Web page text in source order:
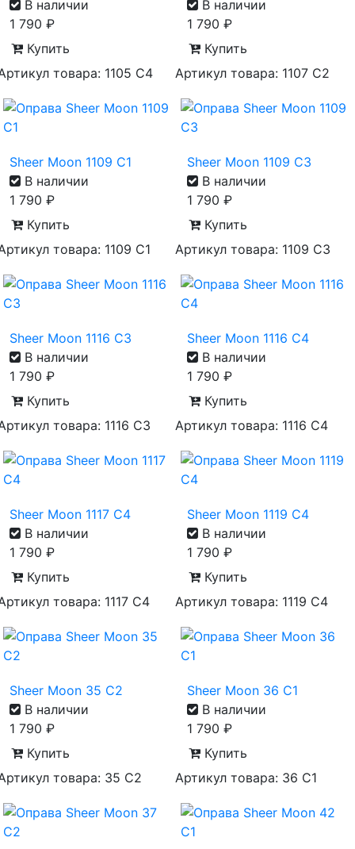
В наличии
1 790 ₽
Купить
товара: 1105 С4
В наличии
1 790 ₽
Купить
Артикул товара: 1107 С2
Sheer Moon 1109 C1
В наличии
1 790 ₽
Купить
товара: 1109 С1
Sheer Moon 1109 C3
В наличии
1 790 ₽
Купить
Артикул товара: 1109 С3
Sheer Moon 1116 C3
В наличии
1 790 ₽
Купить
товара: 1116 С3
Sheer Moon 1116 C4
В наличии
1 790 ₽
Купить
Артикул товара: 1116 С4
Sheer Moon 1117 C4
В наличии
1 790 ₽
Купить
товара: 1117 С4
Sheer Moon 1119 C4
В наличии
1 790 ₽
Купить
Артикул товара: 1119 С4
Sheer Moon 35 C2
В наличии
1 790 ₽
Купить
товара: 35 С2
Sheer Moon 36 C1
В наличии
1 790 ₽
Купить
Артикул товара: 36 С1